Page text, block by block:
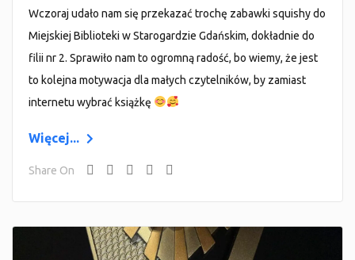
Wczoraj udało nam się przekazać trochę zabawki squishy do
Miejskiej Biblioteki w Starogardzie Gdańskim, dokładnie do
filii nr 2. Sprawiło nam to ogromną radość, bo wiemy, że jest
to kolejna motywacja dla małych czytelników, by zamiast
internetu wybrać książkę
Więcej...
Share On